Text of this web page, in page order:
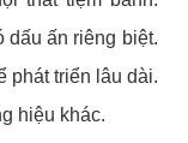
dấu ấn riêng biệt.
phát triển lâu dài.
hiệu khác.